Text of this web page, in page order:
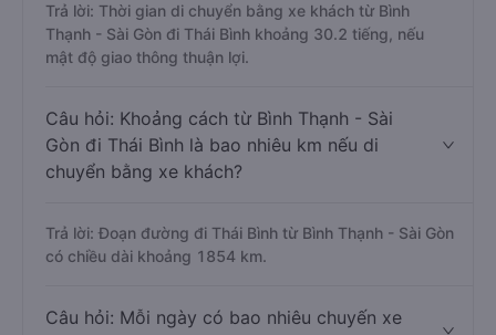
Trả lời: Thời gian di chuyển bằng xe khách từ Bình
Thạnh - Sài Gòn đi Thái Bình khoảng 30.2 tiếng, nếu
mật độ giao thông thuận lợi.
Câu hỏi: Khoảng cách từ Bình Thạnh - Sài
Gòn đi Thái Bình là bao nhiêu km nếu di
chuyển bằng xe khách?
Trả lời: Đoạn đường đi Thái Bình từ Bình Thạnh - Sài Gòn
có chiều dài khoảng 1854 km.
Câu hỏi: Mỗi ngày có bao nhiêu chuyến xe